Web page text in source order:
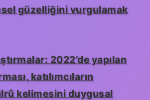
güzelliğini vurgulamak
2022’de yapılan
katılımcıların
kelimesini duygusal